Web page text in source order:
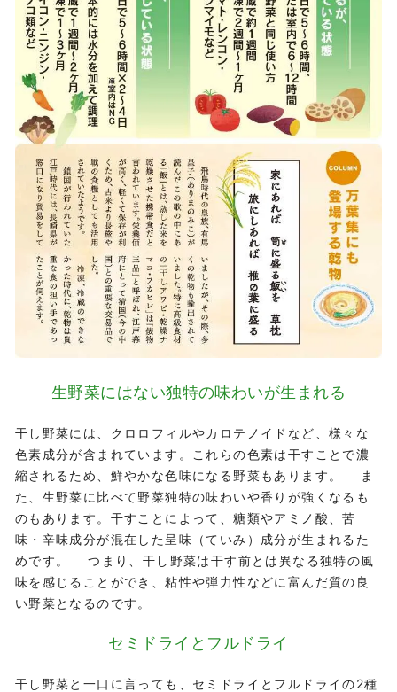
生野菜にはない独特の味わいが生まれる
干し野菜には、クロロフィルやカロテノイドなど、様々な
色素成分が含まれています。これらの色素は干すことで濃
縮されるため、鮮やかな色味になる野菜もあります。 ま
た、生野菜に比べて野菜独特の味わいや香りが強くなるも
のもあります。干すことによって、糖類やアミノ酸、苦
味・辛味成分が混在した呈味（ていみ）成分が生まれるた
めです。 つまり、干し野菜は干す前とは異なる独特の風
味を感じることができ、粘性や弾力性などに富んだ質の良
い野菜となるのです。
セミドライとフルドライ
干し野菜と一口に言っても、セミドライとフルドライの2種